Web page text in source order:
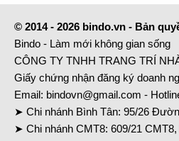
© 2014 - 2026 bindo.vn - Bản
Bindo - Làm mới không gian sống
CÔNG TY TNHH TRANG TRÍ
Giấy chứng nhận đăng ký doanh
Email: bindovn@gmail.com -
➤ Chi nhánh Bình Tân: 95/26
➤ Chi nhánh CMT8: 609/21